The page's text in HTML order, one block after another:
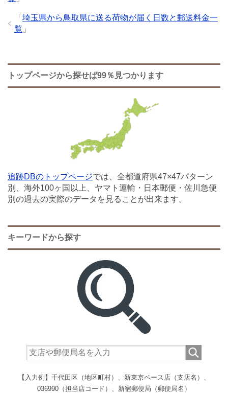
「 埼玉県から鳥取県に送る荷物が届く日数と郵送料金一
覧 」
トップページから探せば99％見つかります
追跡DBのトップページでは、全都道府県47×47パターン
別、海外100ヶ国以上、ヤマト運輸・日本郵便・佐川急便
別の過去の実際のデータを見ることが出来ます。
キーワードから探す
【入力例】千代田区（地区町村）、新東京ベース店（支店名）、
036990（担当店コード）、新宿郵便局（郵便局名）